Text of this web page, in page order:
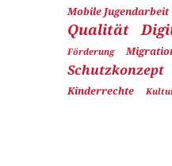
Mobile Jugendarbeit
Qualität
Förderung
Schutzkonzept
Kinderrechte